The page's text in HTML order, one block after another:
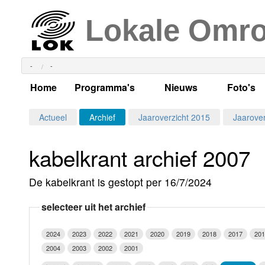
Lokale
- -
Home Programma's
Alle dagen
Per dag
Maandag
Luister LOK Live
Nieuws
Actueel Lokaal
Kabelkrant
Foto's
Actueel Archief Jaaroverzicht 2015
kabelkrant archief 2007
De kabelkrant is gestopt per 16/7/2024
selecteer uit het archief
2024 2023 2022 2021 2020 2019 2018 2017
2004
2003 2002
2001